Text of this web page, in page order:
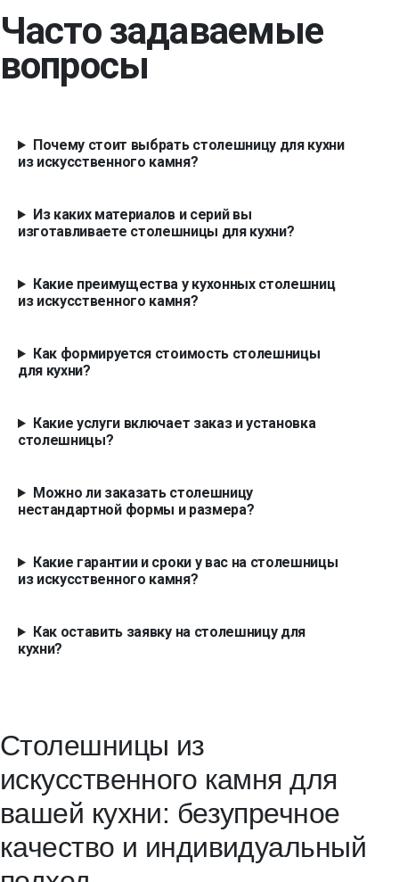
N 430 Sanded Dust
Часто задаваемые
вопросы
Почему стоит выбрать столешницу для кухни
из искусственного камня?
Из каких материалов и серий вы
изготавливаете столешницы для кухни?
Какие преимущества у кухонных столешниц
из искусственного камня?
Как формируется стоимость столешницы
для кухни?
Какие услуги включает заказ и установка
столешницы?
Можно ли заказать столешницу
нестандартной формы и размера?
Какие гарантии и сроки у вас на столешницы
из искусственного камня?
Как оставить заявку на столешницу для
кухни?
Столешницы из
искусственного камня для
вашей кухни: безупречное
качество и индивидуальный